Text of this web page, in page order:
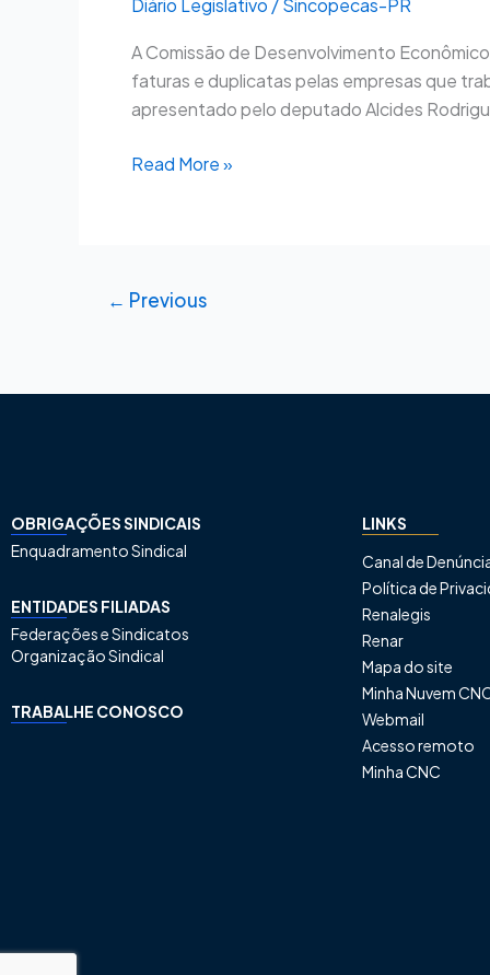
Diário Legislativo /Sincopecas-PR
A Comissão de Desenvolvimento
faturas e duplicatas pelas empresas que
apresentado pelo deputado Alcides
emissão
fatura
em
imóveis
Read More »
← Previous
OBRIGAÇÕES SINDICAIS
Enquadramento Sindical
ENTIDADES FILIADAS
Federações e Sindicatos
Organização Sindical
TRABALHE CONOSCO
LINKS
Canal de
Política de
Renalegis
Renar
Mapa do site
Minha Nuvem
Webmail
Acesso remoto
Minha CNC